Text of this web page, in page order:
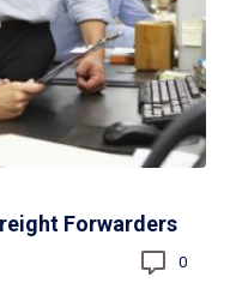
Forwarders
0